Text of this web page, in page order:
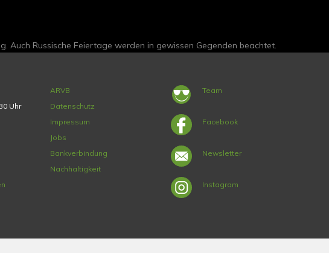
Russische Feiertage werden in gewissen Gegenden beachtet.
Uhr
ARVB
Datenschutz
Impressum
Jobs
Bankverbindung
Nachhaltigkeit
Team
Facebook
Newsletter
Instagram